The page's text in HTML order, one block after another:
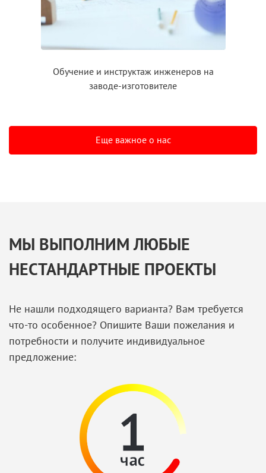
Обучение и инструктажинженеров на
заводе-изготовителе
Еще важное о нас
МЫ ВЫПОЛНИМ ЛЮБЫЕ
НЕСТАНДАРТНЫЕ ПРОЕКТЫ
Не нашли подходящего варианта? Вам требуется
что-то особенное? Опишите Ваши пожелания и
потребности и получите индивидуальное
предложение: